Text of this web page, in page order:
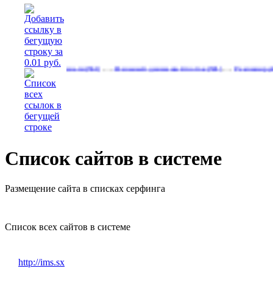
деньги(561)…Реальный денежный поток(591)…Рекламируйтесь на
Список сайтов в системе
Размещение сайта в списках серфинга
Список всех сайтов в системе
http://ims.sx